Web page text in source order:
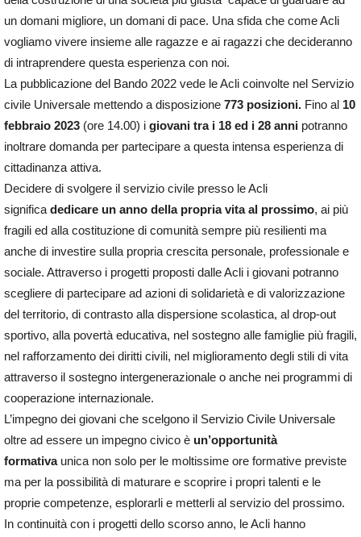
un domani migliore, un domani di pace. Una sfida che come Acli
vogliamo vivere insieme alle ragazze e ai ragazzi che decideranno
di intraprendere questa esperienza con noi.
La pubblicazione del Bando 2022 vede le Acli coinvolte nel Servizio
civile Universale mettendo a disposizione 773 posizioni. Fino al 10
febbraio 2023 (ore 14.00) i giovani tra i 18 ed i 28 anni potranno
inoltrare domanda per partecipare a questa intensa esperienza di
cittadinanza attiva.
Decidere di svolgere il servizio civile presso le Acli
significa dedicare un anno della propria vita al prossimo, ai più
fragili ed alla costituzione di comunità sempre più resilienti ma
anche di investire sulla propria crescita personale, professionale e
sociale. Attraverso i progetti proposti dalle Acli i giovani potranno
scegliere di partecipare ad azioni di solidarietà e di valorizzazione
del territorio, di contrasto alla dispersione scolastica, al drop-out
sportivo, alla povertà educativa, nel sostegno alle famiglie più fragili,
nel rafforzamento dei diritti civili, nel miglioramento degli stili di vita
attraverso il sostegno intergenerazionale o anche nei programmi di
cooperazione internazionale.
L’impegno dei giovani che scelgono il Servizio Civile Universale
oltre ad essere un impegno civico è un’opportunità
formativaunica non solo per le moltissime ore formative previste
ma per la possibilità di maturare e scoprire i propri talenti e le
proprie competenze, esplorarli e metterli al servizio del prossimo.
In continuità con i progetti dello scorso anno, le Acli hanno